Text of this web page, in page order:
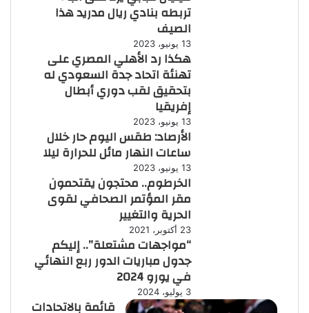
تربطه بنادي ريال مدريد هذا
الصيف
13 يونيو، 2023
هكذا رد الأهلي المصري على
تهنئة اتحاد جدة السعودي له
بتحقيق لقب دوري أبطال
إفريقيا
13 يونيو، 2023
الأرصاد: طقس اليوم حار خلال
ساعات النهار مائل للحرارة ليلا
13 يونيو، 2023
الخرطوم.. محتجون يقتحمون
مقر المؤتمر الصحافي لقوى
الحرية والتغيير
23 أكتوبر، 2021
“مواجهات مشتعلة”.. إليكم
جدول مباريات الدور ربع النهائي
في يورو 2024
3 يوليو، 2024
قائمة بالاتحادات